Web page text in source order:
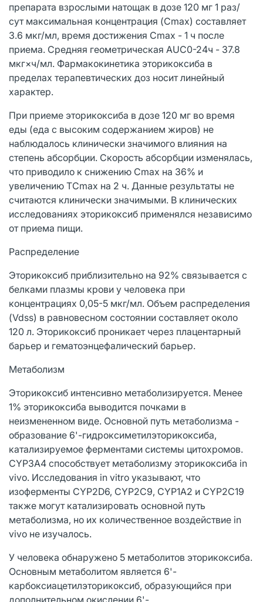
препарата взрослыми натощак в дозе 120 мг 1 раз/
сут максимальная концентрация (Cmax) составляет
3.6 мкг/мл, время достижения Cmax - 1 ч после
приема. Средняя геометрическая AUC0-24ч - 37.8
мкг×ч/мл. Фармакокинетика эторикоксиба в
пределах терапевтических доз носит линейный
характер.
При приеме эторикоксиба в дозе 120 мг во время
еды (еда с высоким содержанием жиров) не
наблюдалось клинически значимого влияния на
степень абсорбции. Скорость абсорбции изменялась,
что приводило к снижению Сmах на 36% и
увеличению TСmax на 2 ч. Данные результаты не
считаются клинически значимыми. В клинических
исследованиях эторикоксиб применялся независимо
от приема пищи.
Распределение
Эторикоксиб приблизительно на 92% связывается с
белками плазмы крови у человека при
концентрациях 0,05-5 мкг/мл. Объем распределения
(Vdss) в равновесном состоянии составляет около
120 л. Эторикоксиб проникает через плацентарный
барьер и гематоэнцефалический барьер.
Метаболизм
Эторикоксиб интенсивно метаболизируется. Менее
1% эторикоксиба выводится почками в
неизмененном виде. Основной путь метаболизма -
образование 6'-гидроксиметилэторикоксиба,
катализируемое ферментами системы цитохромов.
CYP3A4 способствует метаболизму эторикоксиба in
vivo. Исследования in vitro указывают, что
изоферменты CYP2D6, CYP2C9, CYP1A2 и CYP2C19
также могут катализировать основной путь
метаболизма, но их количественное воздействие in
vivo не изучалось.
У человека обнаружено 5 метаболитов эторикоксиба.
Основным метаболитом является 6'-
карбоксиацетилэторикоксиб, образующийся при
дополнительном окислении 6'-